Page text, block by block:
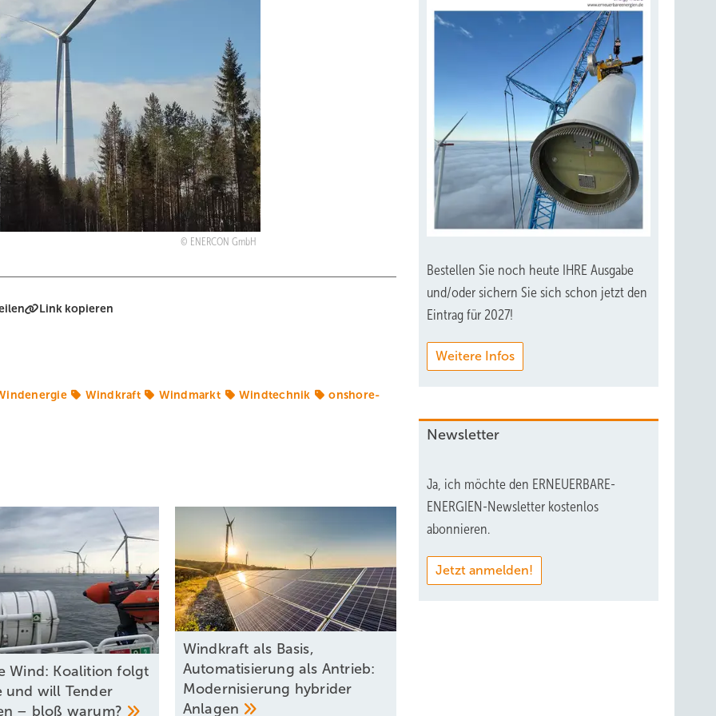
ENERCON GmbH
Link kopieren
Windkraft Windmarkt Windtechnik onshore-
Wind: Koalition folgt
und will Tender
– bloß warum?
Windkraft als Basis,
Automatisierung als Antrieb:
Modernisierung hybrider
Anlagen
Bestellen Sie noch heute IHRE Ausgabe
und/oder sichern Sie sich schon jetzt den
Eintrag für 2027!
Weitere Infos
Newsletter
Ja, ich möchte den ERNEUERBARE-
ENERGIEN-Newsletter kostenlos
abonnieren.
Jetzt anmelden!